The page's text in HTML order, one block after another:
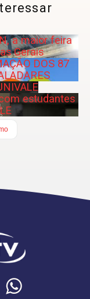
a maior feira
Gerais
DOS 87
estudantes